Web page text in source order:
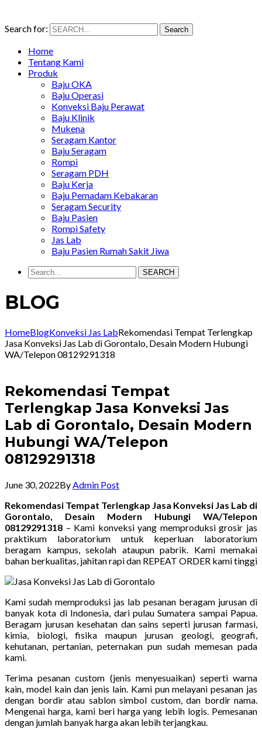
Search for: Search
Home
Tentang Kami
Produk
Baju OKA
Baju Operasi
Konveksi Baju Perawat
Baju Klinik
Mukena
Seragam Kantor
Baju Seragam
Rompi
Seragam PDH
Baju Kerja
Baju Pemadam Kebakaran
Seragam Security
Baju Pasien
Rompi Safety
Jas Lab
Baju Pasien Rumah Sakit Jiwa
SEARCH
BLOG
HomeBlogKonveksi Jas LabRekomendasi Tempat Terlengkap
Jasa Konveksi Jas Lab di Gorontalo, Desain Modern Hubungi
WA/Telepon 08129291318
Rekomendasi Tempat
Terlengkap Jasa Konveksi Jas
Lab di Gorontalo, Desain Modern
Hubungi WA/Telepon
08129291318
June 30, 2022By Admin Post
Rekomendasi Tempat Terlengkap Jasa Konveksi Jas Lab di
Gorontalo, Desain Modern Hubungi WA/Telepon
08129291318 – Kami konveksi yang memproduksi grosir jas
praktikum laboratorium untuk keperluan laboratorium
beragam kampus, sekolah ataupun pabrik. Kami memakai
bahan berkualitas, jahitan rapi dan REPEAT ORDER kami tinggi
Kami sudah memproduksi jas lab pesanan beragam jurusan di
banyak kota di Indonesia, dari pulau Sumatera sampai Papua.
Beragam jurusan kesehatan dan sains seperti jurusan farmasi,
kimia, biologi, fisika maupun jurusan geologi, geografi,
kehutanan, pertanian, peternakan pun sudah memesan pada
kami.
Terima pesanan custom (jenis menyesuaikan) seperti warna
kain, model kain dan jenis lain. Kami pun melayani pesanan jas
dengan bordir atau sablon simbol custom, dan bordir nama.
Mengenai harga, kami beri harga yang lebih logis. Pemesanan
dengan jumlah banyak harga akan lebih terjangkau.